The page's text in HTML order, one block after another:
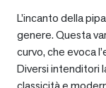
L’incanto della
genere. Questa
curvo, che evoca
Diversi intenditori